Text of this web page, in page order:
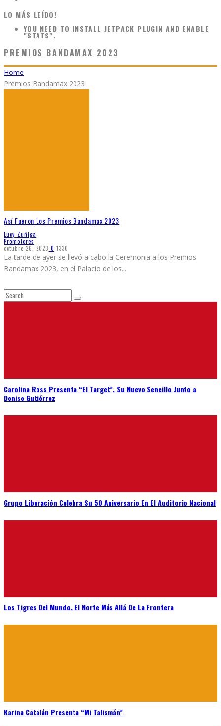
LO MÁS LEÍDO!
YOU NEED TO INSTALL JETPACK PLUGIN AND ENABLE
"STATS".
PREMIOS BANDAMAX 2023
Home
Premios Bandamax 2023
Así Fueron Los Premios Bandamax 2023
Lucy Zuñiga
Promotores
octubre 26, 2023 0 1330
La tarde de ayer se llevó a cabo la Ceremonia a los Premios
Bandamax 2023, en el Palacio de los...
Carolina Ross Presenta “El Target”, Su Nuevo Sencillo Junto a
Denise Gutiérrez
Grupo Liberación Celebra Su 50 Aniversario En El Auditorio Nacional
Los Tigres Del Mundo, El Norte Más Allá De La Frontera
Karina Catalán Presenta “Mi Talismán”